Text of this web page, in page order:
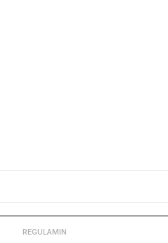
REGULAMIN